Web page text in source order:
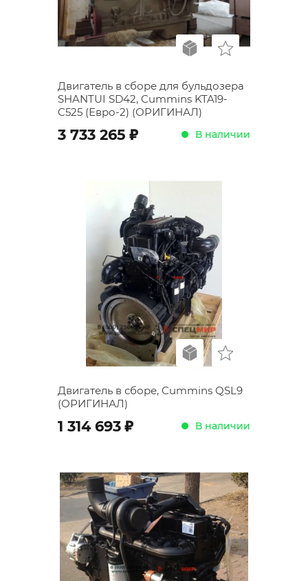
Двигатель в сборе для бульдозера
SHANTUI SD42, Cummins KTA19-
C525 (Евро-2) (ОРИГИНАЛ)
3 733 265 ; В наличии
Двигатель в сборе, Cummins QSL9
(ОРИГИНАЛ)
1 314 693 ; В наличии